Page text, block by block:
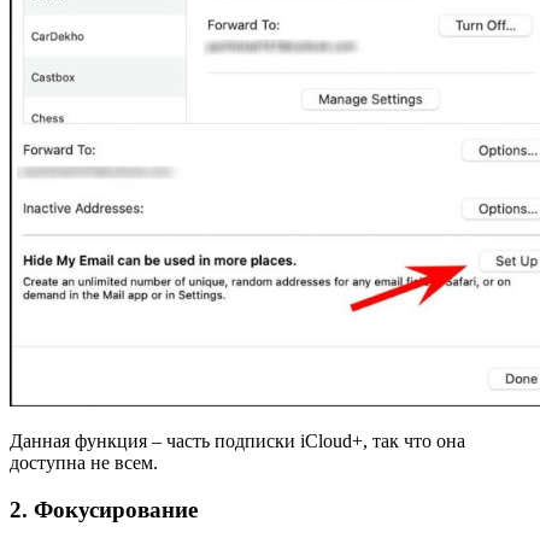
Данная функция – часть подписки iCloud+, так что она
доступна не всем.
2. Фокусирование